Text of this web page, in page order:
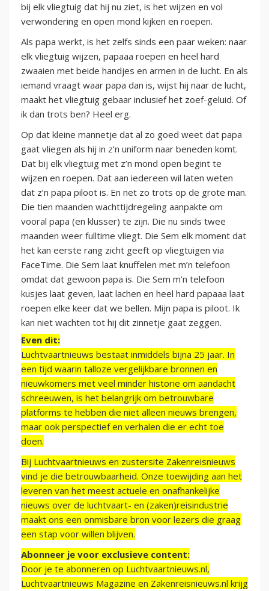
bij elk vliegtuig dat hij nu ziet, is het wijzen en vol
verwondering en open mond kijken en roepen.
Als papa werkt, is het zelfs sinds een paar weken: naar
elk vliegtuig wijzen, papaaa roepen en heel hard
zwaaien met beide handjes en armen in de lucht. En als
iemand vraagt waar papa dan is, wijst hij naar de lucht,
maakt het vliegtuig gebaar inclusief het zoef-geluid. Of
ik dan trots ben? Heel erg.
Op dat kleine mannetje dat al zo goed weet dat papa
gaat vliegen als hij in z’n uniform naar beneden komt.
Dat bij elk vliegtuig met z’n mond open begint te
wijzen en roepen. Dat aan iedereen wil laten weten
dat z’n papa piloot is. En net zo trots op de grote man.
Die tien maanden wachttijdregeling aanpakte om
vooral papa (en klusser) te zijn. Die nu sinds twee
maanden weer fulltime vliegt. Die Sem elk moment dat
het kan eerste rang zicht geeft op vliegtuigen via
FaceTime. Die Sem laat knuffelen met m’n telefoon
omdat dat gewoon papa is. Die Sem m’n telefoon
kusjes laat geven, laat lachen en heel hard papaaa laat
roepen elke keer dat we bellen. Mijn papa is piloot. Ik
kan niet wachten tot hij dit zinnetje gaat zeggen.
Even dit:
Luchtvaartnieuws bestaat inmiddels bijna 25 jaar. In
een tijd waarin talloze vergelijkbare bronnen en
nieuwkomers met veel minder historie om aandacht
schreeuwen, is het belangrijk om betrouwbare
platforms te hebben die niet alleen nieuws brengen,
maar ook perspectief en verhalen die er echt toe
doen.
Bij Luchtvaartnieuws en zustersite Zakenreisnieuws
vind je die betrouwbaarheid. Onze toewijding aan het
leveren van het meest actuele en onafhankelijke
nieuws over de luchtvaart- en (zaken)reisindustrie
maakt ons een onmisbare bron voor lezers die graag
een stap voor willen blijven.
Abonneer je voor exclusieve content:
Door je te abonneren op Luchtvaartnieuws.nl,
Luchtvaartnieuws Magazine en Zakenreisnieuws.nl krijg